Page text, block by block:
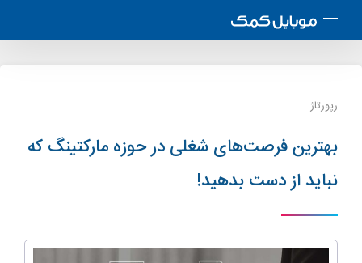
رپورتاژ
بهترین فرصت‌های شغلی در حوزه مارکتینگ که
نباید از دست بدهید!